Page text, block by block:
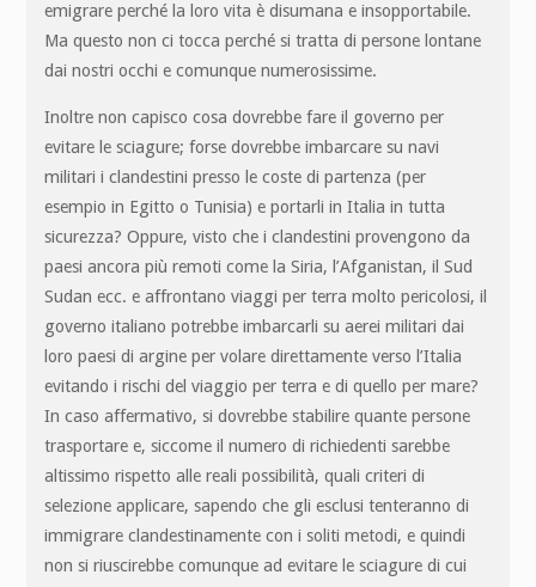
emigrare perché la loro vita è disumana e insopportabile.
Ma questo non ci tocca perché si tratta di persone lontane
dai nostri occhi e comunque numerosissime.
Inoltre non capisco cosa dovrebbe fare il governo per
evitare le sciagure; forse dovrebbe imbarcare su navi
militari i clandestini presso le coste di partenza (per
esempio in Egitto o Tunisia) e portarli in Italia in tutta
sicurezza? Oppure, visto che i clandestini provengono da
paesi ancora più remoti come la Siria, l’Afganistan, il Sud
Sudan ecc. e affrontano viaggi per terra molto pericolosi, il
governo italiano potrebbe imbarcarli su aerei militari dai
loro paesi di argine per volare direttamente verso l’Italia
evitando i rischi del viaggio per terra e di quello per mare?
In caso affermativo, si dovrebbe stabilire quante persone
trasportare e, siccome il numero di richiedenti sarebbe
altissimo rispetto alle reali possibilità, quali criteri di
selezione applicare, sapendo che gli esclusi tenteranno di
immigrare clandestinamente con i soliti metodi, e quindi
non si riuscirebbe comunque ad evitare le sciagure di cui